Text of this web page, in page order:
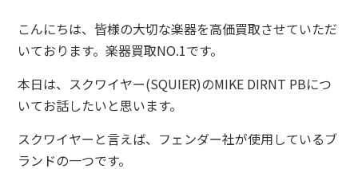
こんにちは、皆様の大切な楽器を高価買取させていただ
いております。楽器買取NO.1です。
本日は、スクワイヤー(SQUIER)のMIKE DIRNT PBにつ
いてお話したいと思います。
スクワイヤーと言えば、フェンダー社が使用しているブ
ランドの一つです。